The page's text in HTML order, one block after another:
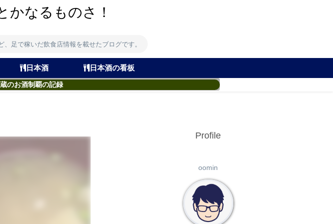
かなるものさ！
足で稼いだ飲食店情報を載せたブログです。
日本酒 日本酒の看板
のお酒制覇の記録
Profile
oomin